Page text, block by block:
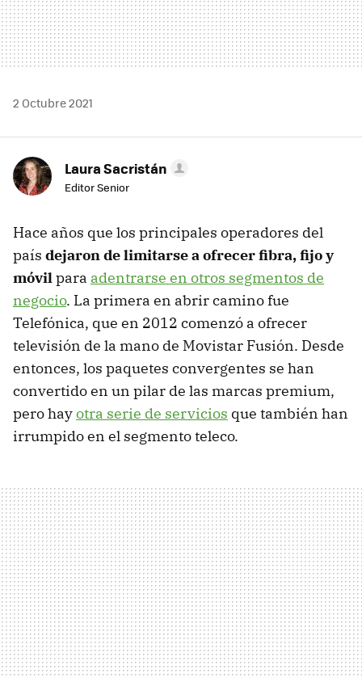
2 Octubre 2021
Laura Sacristán
Editor Senior
Hace años que los principales operadores del
país dejaron de limitarse a ofrecer fibra, fijo y
móvilpara adentrarse en otros segmentos de
negocio. La primera en abrir camino fue
Telefónica, que en 2012 comenzó a ofrecer
televisión de la mano de Movistar Fusión. Desde
entonces, los paquetes convergentes se han
convertido en un pilar de las marcas premium,
pero hayotra serie de servicios que también han
irrumpido en el segmento teleco.